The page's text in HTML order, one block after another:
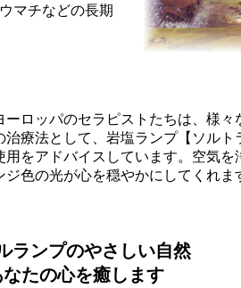
マチなどの長期
ーロッパのセラピストたちは、様々
治療法として、岩塩ランプ【ソルト
用をアドバイスしています。空気を
ジ色の光が心を穏やかにしてくれま
ランプのやさしい自然
たの心を癒します